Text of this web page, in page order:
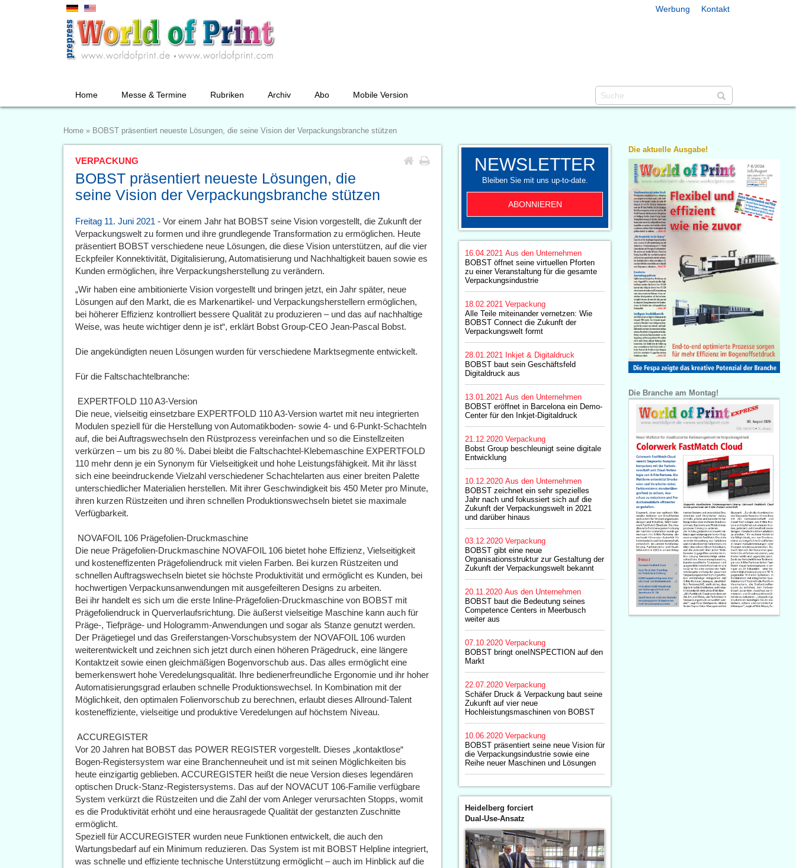
Werbung Kontakt
Home Messe & Termine Rubriken Archiv Abo Mobile Version
Home » BOBST präsentiert neueste Lösungen, die seine Vision der Verpackungsbranche stützen
VERPACKUNG
BOBST präsentiert neueste Lösungen, die
seine Vision der Verpackungsbranche stützen
Freitag 11. Juni 2021 - Vor einem Jahr hat BOBST seine Vision vorgestellt, die Zukunft der
Verpackungswelt zu formen und ihre grundlegende Transformation zu ermöglichen. Heute
präsentiert BOBST verschiedene neue Lösungen, die diese Vision unterstützen, auf die vier
Eckpfeiler Konnektivität, Digitalisierung, Automatisierung und Nachhaltigkeit bauen sowie es
Kunden ermöglichen, ihre Verpackungsherstellung zu verändern.
„Wir haben eine ambitionierte Vision vorgestellt und bringen jetzt, ein Jahr später, neue
Lösungen auf den Markt, die es Markenartikel- und Verpackungsherstellern ermöglichen,
bei höherer Effizienz kontrolliert bessere Qualität zu produzieren – und das auf nachhaltige
Weise, was heute wichtiger denn je ist“, erklärt Bobst Group-CEO Jean-Pascal Bobst.
Die angekündigten neuen Lösungen wurden für verschiedene Marktsegmente entwickelt.
Für die Faltschachtelbranche:
 EXPERTFOLD 110 A3-Version
Die neue, vielseitig einsetzbare EXPERTFOLD 110 A3-Version wartet mit neu integrierten
Modulen speziell für die Herstellung von Automatikboden- sowie 4- und 6-Punkt-Schachteln
auf, die bei Auftragswechseln den Rüstprozess vereinfachen und so die Einstellzeiten
verkürzen – um bis zu 80 %. Dabei bleibt die Faltschachtel-Klebemaschine EXPERTFOLD
110 mehr denn je ein Synonym für Vielseitigkeit und hohe Leistungsfähigkeit. Mit ihr lässt
sich eine beeindruckende Vielzahl verschiedener Schachtelarten aus einer breiten Palette
unterschiedlicher Materialien herstellen. Mit ihrer Geschwindigkeit bis 450 Meter pro Minute,
ihren kurzen Rüstzeiten und ihren schnellen Produktionswechseln bietet sie maximale
Verfügbarkeit.
 NOVAFOIL 106 Prägefolien-Druckmaschine
Die neue Prägefolien-Druckmaschine NOVAFOIL 106 bietet hohe Effizienz, Vielseitigkeit
und kosteneffizenten Prägefoliendruck mit vielen Farben. Bei kurzen Rüstzeiten und
schnellen Auftragswechseln bietet sie höchste Produktivität und ermöglicht es Kunden, bei
hochwertigen Verpackunsanwendungen mit ausgefeilteren Designs zu arbeiten.
Bei ihr handelt es sich um die erste Inline-Prägefolien-Druckmaschine von BOBST mit
Prägefoliendruck in Querverlaufsrichtung. Die äußerst vielseitige Maschine kann auch für
Präge-, Tiefpräge- und Hologramm-Anwendungen und sogar als Stanze genutzt werden.
Der Prägetiegel und das Greiferstangen-Vorschubsystem der NOVAFOIL 106 wurden
weiterentwickelt und zeichnen sich jetzt durch einen höheren Prägedruck, eine längere
Kontaktzeit sowie einen gleichmäßigen Bogenvorschub aus. Das alles ermöglicht eine
bemerkenswert hohe Veredelungsqualität. Ihre bedienerfreundliche Ergonomie und ihr hoher
Automatisierungsgrad erlauben schnelle Produktionswechsel. In Kombination mit der
Möglichkeit, den optimalen Folienvorschub zu berechnen, erlaubt dieses Allround-Talent
kosteneffiziente, vielseitige und produktive Veredelungen auf höchstem Niveau.
 ACCUREGISTER
Vor 20 Jahren hat BOBST das POWER REGISTER vorgestellt. Dieses „kontaktlose“
Bogen-Registersystem war eine Branchenneuheit und ist mit seinen Möglichkeiten bis
heute einzigartig geblieben. ACCUREGISTER heißt die neue Version dieses legendären
optischen Druck-Stanz-Registersystems. Das auf der NOVACUT 106-Familie verfügbare
System verkürzt die Rüstzeiten und die Zahl der vom Anleger verursachten Stopps, womit
es die Produktivität erhöht und eine herausragede Qualität der gestanzten Zuschnitte
ermöglicht.
Speziell für ACCUREGISTER wurden neue Funktionen entwickelt, die auch den
Wartungsbedarf auf ein Minimum reduzieren. Das System ist mit BOBST Helpline integriert,
was schnelle und effiziente technische Unterstützung ermöglicht – auch im Hinblick auf die
NEWSLETTER
Bleiben Sie mit uns up-to-date.
ABONNIEREN
16.04.2021 Aus den Unternehmen
BOBST öffnet seine virtuellen Pforten
zu einer Veranstaltung für die gesamte
Verpackungsindustrie
18.02.2021 Verpackung
Alle Teile miteinander vernetzen: Wie
BOBST Connect die Zukunft der
Verpackungswelt formt
28.01.2021
Inkjet & Digitaldruck
BOBST baut sein Geschäftsfeld
Digitaldruck aus
13.01.2021 Aus den Unternehmen
BOBST eröffnet in Barcelona ein Demo-
Center für den Inkjet-Digitaldruck
21.12.2020 Verpackung
Bobst Group beschleunigt seine digitale
Entwicklung
10.12.2020 Aus den Unternehmen
BOBST zeichnet ein sehr spezielles
Jahr nach und fokussiert sich auf die
Zukunft der Verpackungswelt in 2021
und darüber hinaus
03.12.2020 Verpackung
BOBST gibt eine neue
Organisationsstruktur zur Gestaltung der
Zukunft der Verpackungswelt bekannt
20.11.2020 Aus den Unternehmen
BOBST baut die Bedeutung seines
Competence Centers in Meerbusch
weiter aus
07.10.2020 Verpackung
BOBST bringt oneINSPECTION auf den
Markt
22.07.2020 Verpackung
Schäfer Druck & Verpackung baut seine
Zukunft auf vier neue
Hochleistungsmaschinen von BOBST
10.06.2020 Verpackung
BOBST präsentiert seine neue Vision für
die Verpackungsindustrie sowie eine
Reihe neuer Maschinen und Lösungen
Heidelberg forciert
Dual-Use-Ansatz
Die aktuelle Ausgabe!
Die Branche am Montag!